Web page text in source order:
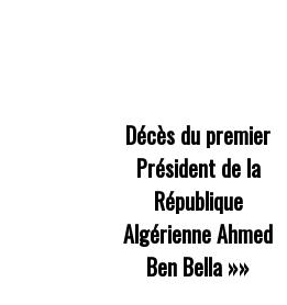
Décès du premier
Président de la
République
Algérienne Ahmed
Ben Bella »»